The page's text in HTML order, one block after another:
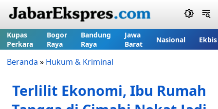
Kupas
Perkara
Bogor
Raya
Bandung
Raya
Jawa
Barat
Nasional Ekbis
Beranda » Hukum & Kriminal
Terlilit Ekonomi, Ibu Rumah